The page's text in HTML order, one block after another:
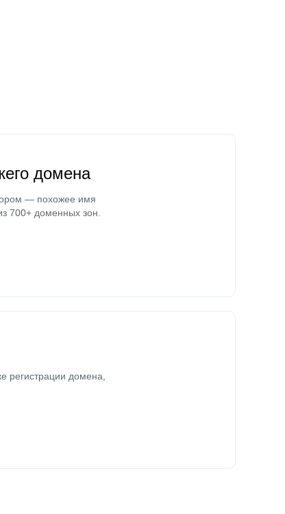
домена
— похожее имя
700+ доменных зон.
регистрации домена,